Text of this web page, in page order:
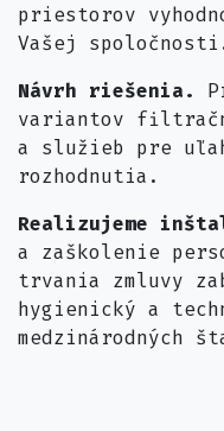
priestorov
Vašej
Návrh riešenia.
variantov
a služieb pre
rozhodnutia.
Realizujeme
a zaškolenie
trvania zmluvy
hygienický a
medzinárodných